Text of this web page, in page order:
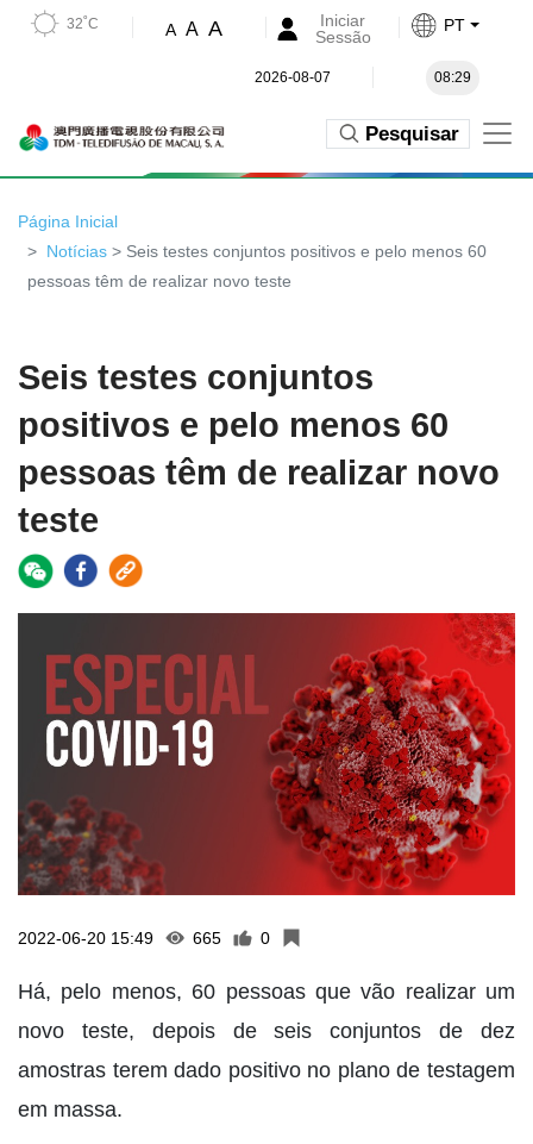
32˚C A A A
Iniciar
Sessão
PT
2026-08-07 08:29
Pesquisar
Página Inicial
Notícias > Seis testes conjuntos positivos e pelo menos 60
pessoas têm de realizar novo teste
Seis testes conjuntos
positivos e pelo menos 60
pessoas têm de realizar novo
teste
2022-06-20 15:49 665 0
Há, pelo menos, 60 pessoas que vão realizar um
novo teste, depois de seis conjuntos de dez
amostras terem dado positivo no plano de testagem
em massa.